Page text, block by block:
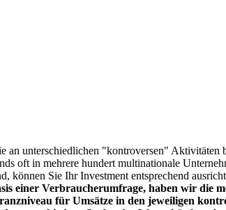
unterschiedlichen "kontroversen"
oft in mehrere hundert multinationale
Sie Ihr Investment entsprechend
einer Verbraucherumfrage, haben wir die
für Umsätze in den jeweiligen